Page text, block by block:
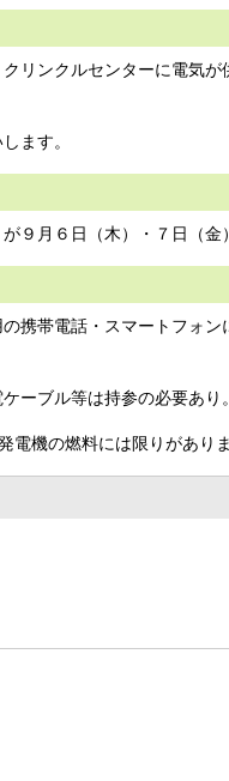
リンクルセンターに電気
ます。
９月６日（木）・７日（金
携帯電話・スマートフォン
ーブル等は持参の必要あり。
機の燃料には限りがありま